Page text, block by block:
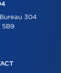
304
5B9